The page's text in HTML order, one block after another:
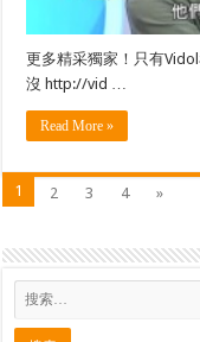
更多精采獨家！只有
沒 http://vid …
Read More »
1 2 3 4 »